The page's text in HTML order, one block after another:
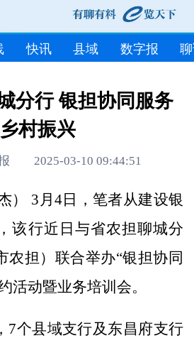
快讯 县域 数字报
分行 银担协同服务
乡村振兴
报 2025-03-10 09:44:51
3月4日，笔者从建设银
该行近日与省农担聊城分
农担）联合举办“银担协同
活动暨业务培训会。
县域支行及东昌府支行